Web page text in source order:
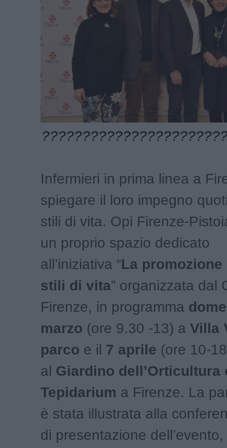
Infermieri in prima linea a
spiegare il loro impegno
stili di vita. Opi Firenze-
un proprio spazio dedicato
all’iniziativa “La
stili di vita” organizzata dal
Firenze, in programma
marzo (ore 9.30 -13) a Villa
parco e il 7 aprile (ore 10-
al Giardino dell’Orticultura
Tepidarium a Firenze. La
è stata illustrata alla
di presentazione